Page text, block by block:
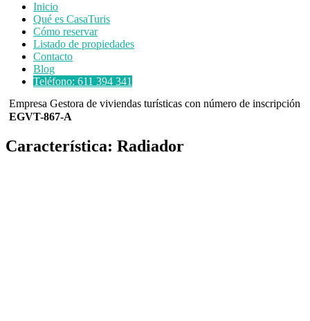
Inicio
Qué es CasaTuris
Cómo reservar
Listado de propiedades
Contacto
Blog
Teléfono: 611 394 341
Empresa Gestora de viviendas turísticas con número de inscripción
EGVT-867-A
Característica: Radiador